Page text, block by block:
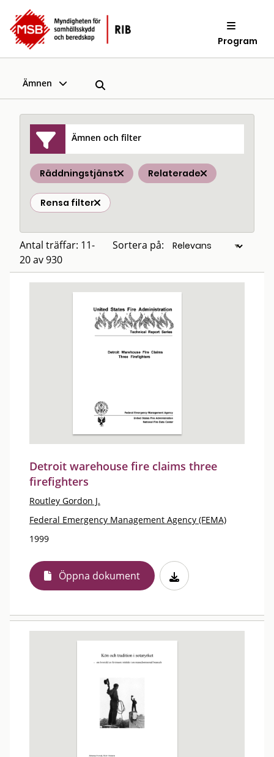
Program
Ämnen
Ämnen och filter
Räddningstjänst Relaterade
Rensa filter
Antal träffar: 11-
20 av 930
Sortera på:
Detroit warehouse fire claims three
firefighters
Routley Gordon J.
Federal Emergency Management Agency (FEMA)
1999
Öppna dokument